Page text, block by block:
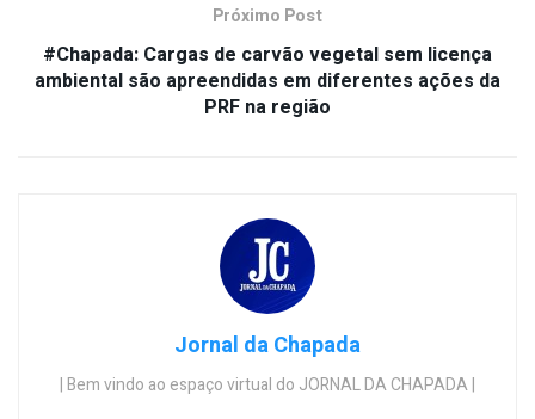
Próximo Post
#Chapada: Cargas de carvão vegetal sem licença
ambiental são apreendidas em diferentes ações da
PRF na região
Jornal da Chapada
| Bem vindo ao espaço virtual do JORNAL DA CHAPADA |